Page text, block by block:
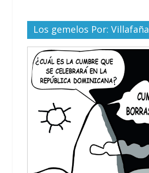
Los gemelos Por: Villafaña